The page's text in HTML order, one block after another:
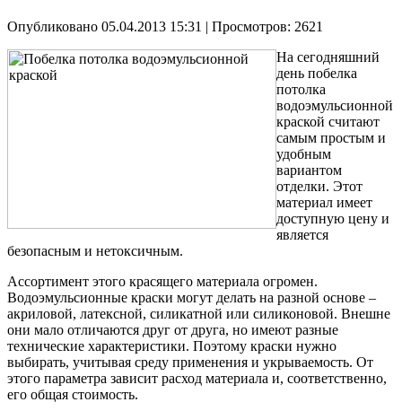
Опубликовано 05.04.2013 15:31 | Просмотров: 2621
На сегодняшний
день побелка
потолка
водоэмульсионной
краской считают
самым простым и
удобным
вариантом
отделки. Этот
материал имеет
доступную цену и
является
безопасным и нетоксичным.
Ассортимент этого красящего материала огромен.
Водоэмульсионные краски могут делать на разной основе –
акриловой, латексной, силикатной или силиконовой. Внешне
они мало отличаются друг от друга, но имеют разные
технические характеристики. Поэтому краски нужно
выбирать, учитывая среду применения и укрываемость. От
этого параметра зависит расход материала и, соответственно,
его общая стоимость.